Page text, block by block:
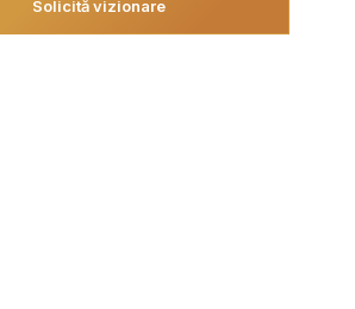
Solicită vizionare